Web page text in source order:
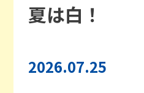
夏は白！
2026.07.25